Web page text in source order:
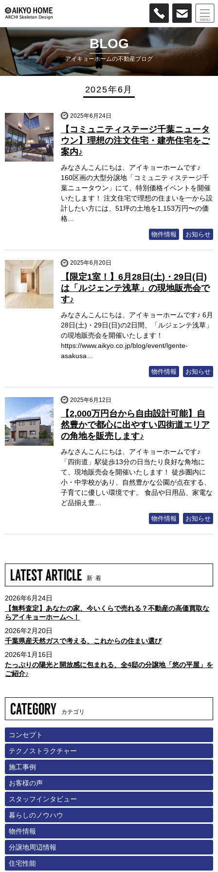
BLOG
アイキョーホームの不動産ブログ
2025年6月
2025年6月24日
【コミュニティステージ千葉ニュータ
ウン】理想の注文住宅・建売住宅をご
案内♪
みなさんこんにちは、アイキョーホームです♪
160区画の大型分譲地「コミュニティステージ千
葉ニュータウン」にて、特別価格イベントを開催
いたします！ 注文住宅で理想の住まいを一から設
計したい方には、51坪の土地を1,153万円〜の価
格…
物件情報 お知らせ
2025年6月20日
【限定1室！】6月28日(土)・29日(日)
は「ルジェンテ浅草」の現地販売会で
す♪
みなさんこんにちは、アイキョーホームです♪ 6月
28日(土)・29日(日)の2日間、「ルジェンテ浅草」
の現地販売会を開催いたします！
https://www.aikyo.co.jp/blog/event/lgente-
asakusa…
物件情報 お知らせ
2025年6月12日
【2,000万円台から自由設計可能】自
然豊かで都心に出やすい四街道エリア
の角地を販売します♪
みなさんこんにちは、アイキョーホームです♪
「四街道」駅徒歩13分の日当たり良好な角地に
て、現地販売会を開催いたします！ 徒歩圏内に
小・中学校があり、自然豊かな公園が点在する、
子育てに優しい環境です。 食品や日用品、家電な
ど品揃え豊…
物件情報 お知らせ
新 着
2026年6月24日
【無料査定】あなたの家、今いくらで売れる？不動産の高価買取な
らアイキョーホームへ！
2026年2月20日
千葉県産天然ガスで考える、これからの住まい選び
2026年1月16日
たっぷりの陽光と開放感に包まれる、全4邸の分譲地「悠の平屋」を
ご紹介♪
カテゴリ
コンセプト
テクノストラクチャー
施工事例
お客様の声
スタッフインタビュー
暮らしのノウハウ
物件情報
分譲地周辺情報
住宅性能
MENU